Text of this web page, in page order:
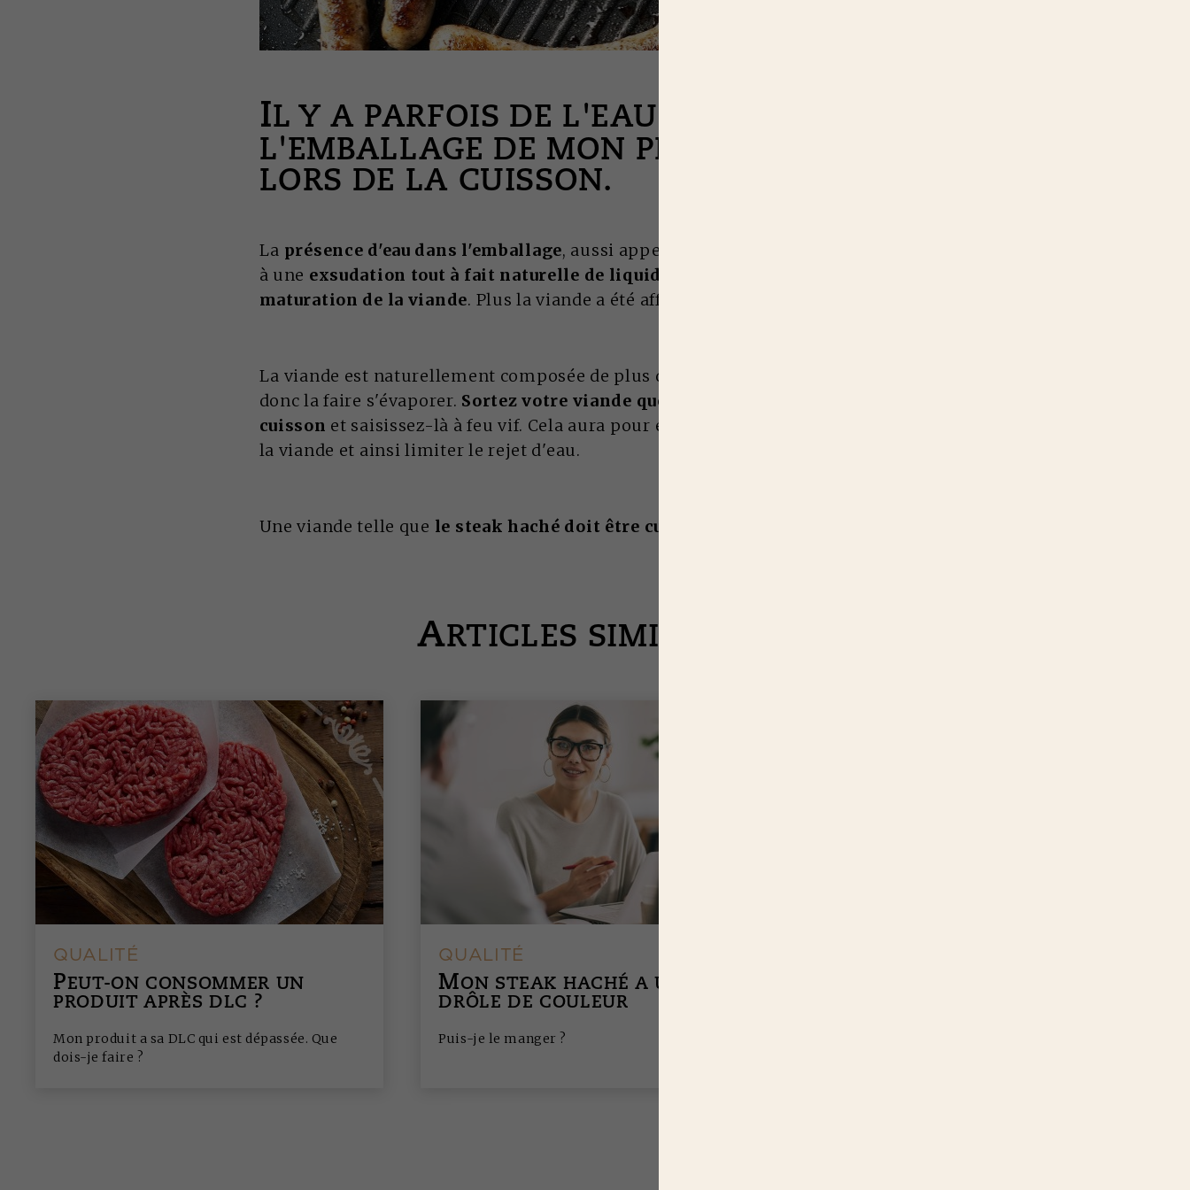
IL Y A PARFOIS DE L'EAU DANS
L'EMBALLAGE DE MON PRODUIT ET/OU
LORS DE LA CUISSON.
La présence d'eau dans l'emballage, aussi appelé "exsudat", correspond en fait
à une exsudation tout à fait naturelle de liquide qui se produit lors de la
maturation de la viande. Plus la viande a été affinée, moins il y aura d'exsudat.
La viande est naturellement composée de plus de 60% d'eau. La cuisson va
donc la faire s'évaporer. Sortez votre viande quelques minutes avant la
cuisson et saisissez-là à feu vif. Cela aura pour effet de caraméliser les sucs de
la viande et ainsi limiter le rejet d'eau.
Une viande telle que le steak haché doit être cuite à cœur
ARTICLES SIMILAIRES
QUALITÉ
PEUT-ON CONSOMMER UN
PRODUIT APRÈS DLC ?
Mon produit a sa DLC qui est dépassée. Que
dois-je faire ?
QUALITÉ
MON STEAK HACHÉ A UNE
DRÔLE DE COULEUR
Puis-je le manger ?